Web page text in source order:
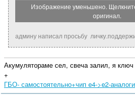
Изображение уменьшено.
оригинал.
админу написал просьбу
Акумулятораме сел, свеча залил, я
+
ГБО- самостоятельно+чип e4->e2-